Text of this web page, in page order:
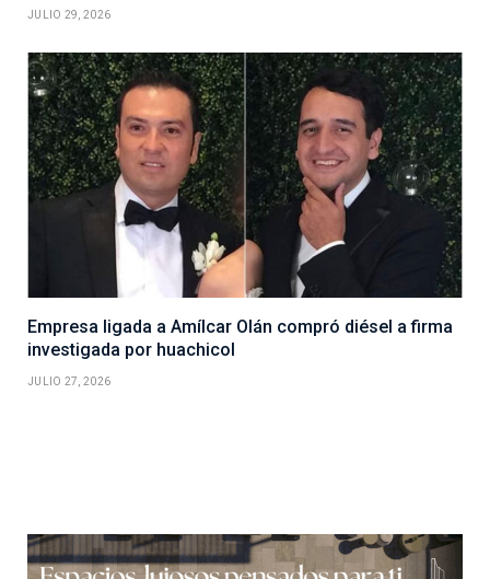
JULIO 29, 2026
Empresa ligada a Amílcar Olán compró diésel a firma
investigada por huachicol
JULIO 27, 2026